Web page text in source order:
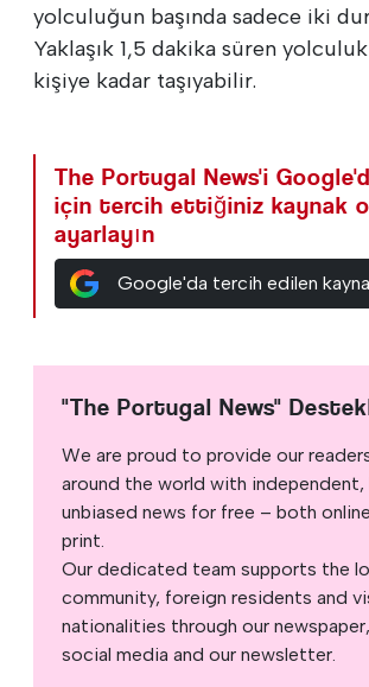
yolculuğun başında sadece iki
Yaklaşık 1,5 dakika süren yolculuk
kişiye kadar taşıyabilir.
The Portugal News'i
için tercih ettiğiniz kaynak
ayarlayın
Google'da tercih edilen
"The Portugal News"
We are proud to provide our
around the world with independent,
unbiased news for free – both
print.
Our dedicated team supports the
community, foreign residents and
nationalities through our
social media and our newsletter.